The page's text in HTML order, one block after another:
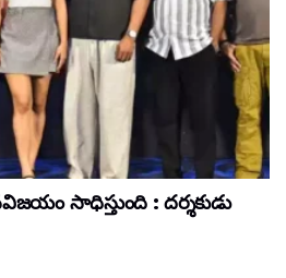
సాధిస్తుంది : దర్శకుడు